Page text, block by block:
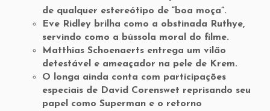
de qualquer estereótipo de “boa moça”.
Eve Ridley brilha como a obstinada Ruthye,
servindo como a bússola moral do filme.
Matthias Schoenaerts entrega um vilão
detestável e ameaçador na pele de Krem.
O longa ainda conta com participações
especiais de David Corenswet reprisando seu
papel como Superman e o retorno